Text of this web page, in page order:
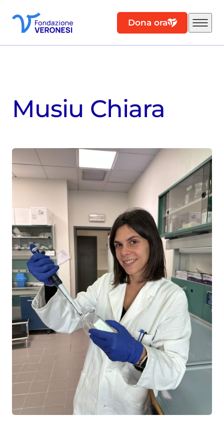
Dona ora
Musiu Chiara